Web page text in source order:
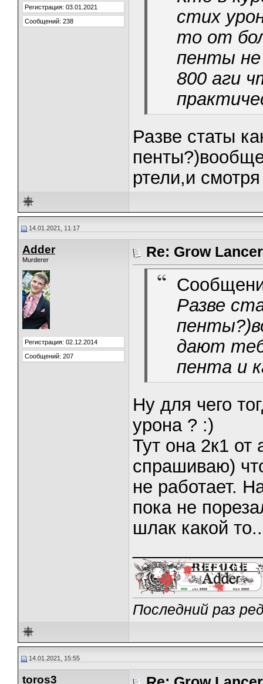
Регистрация: 03.01.2021
Сообщений: 238
стих
то от
пенты не
800 аги
Разве статы
ртели,и
14.01.2021, 11:17
Adder
Murderer
Регистрация: 02.12.2014
Сообщений: 207
Re: Grow Lancer
Разве
дают
пента и
Ну для чего
урона ? :)
Тут она 2к1 от
спрашиваю)
не работает.
пока не
шлак какой
Последний раз
14.01.2021, 15:55
toros3